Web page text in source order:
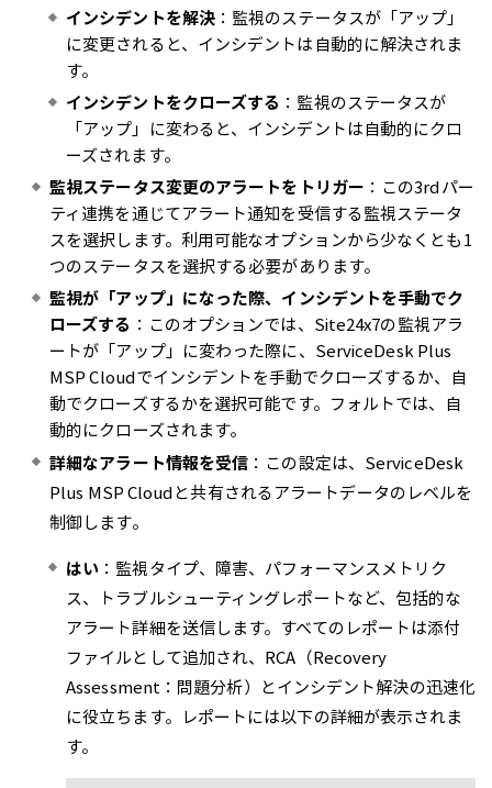
インシデントを解決：監視のステータスが「アップ」
に変更されると、インシデントは自動的に解決されま
す。
インシデントをクローズする ：監視のステータスが
「アップ」に変わると、インシデントは自動的にクロ
ーズされます。
監視ステータス変更のアラートをトリガー ：この3rdパー
ティ連携を通じてアラート通知を受信する監視ステータ
スを選択します。利用可能なオプションから少なくとも1
つのステータスを選択する必要があります。
監視が「アップ」になった際、インシデントを手動でク
ローズする ：このオプションでは、Site24x7の監視アラ
ートが「アップ」に変わった際に、ServiceDesk Plus
MSP Cloudでインシデントを手動でクローズするか、自
動でクローズするかを選択可能です。フォルトでは、自
動的にクローズされます。
詳細なアラート情報を受信 ：この設定は、ServiceDesk
Plus MSP Cloudと共有されるアラートデータのレベルを
制御します。
はい ：監視タイプ、障害、パフォーマンスメトリク
ス、トラブルシューティングレポートなど、包括的な
アラート詳細を送信します。すべてのレポートは添付
ファイルとして追加され、RCA（Recovery
Assessment：問題分析）とインシデント解決の迅速化
に役立ちます。レポートには以下の詳細が表示されま
す。